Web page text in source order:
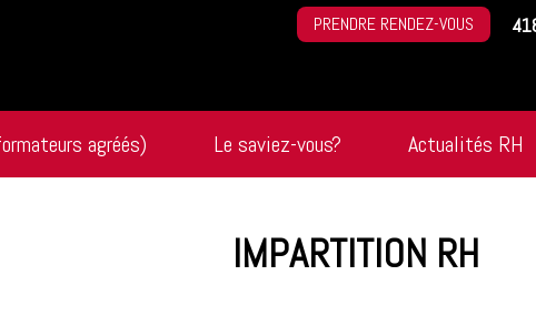
PRENDRE RENDEZ-VOUS
agréés) Le saviez-vous? Actualités RH
IMPARTITION RH